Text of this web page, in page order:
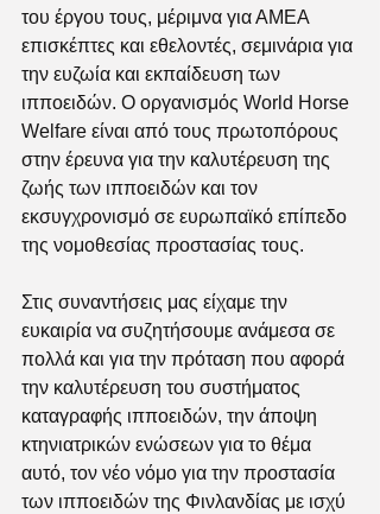
του έργου τους, μέριμνα για ΑΜΕΑ
επισκέπτες και εθελοντές, σεμινάρια για
την ευζωία και εκπαίδευση των
ιπποειδών. Ο οργανισμός World Horse
Welfare είναι από τους πρωτοπόρους
στην έρευνα για την καλυτέρευση της
ζωής των ιπποειδών και τον
εκσυγχρονισμό σε ευρωπαϊκό επίπεδο
της νομοθεσίας προστασίας τους.
Στις συναντήσεις μας είχαμε την
ευκαιρία να συζητήσουμε ανάμεσα σε
πολλά και για την πρόταση που αφορά
την καλυτέρευση του συστήματος
καταγραφής ιπποειδών, την άποψη
κτηνιατρικών ενώσεων για το θέμα
αυτό, τον νέο νόμο για την προστασία
των ιπποειδών της Φινλανδίας με ισχύ